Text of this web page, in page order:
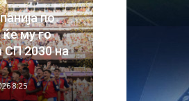
по
му го
СП 2030 на
8:25